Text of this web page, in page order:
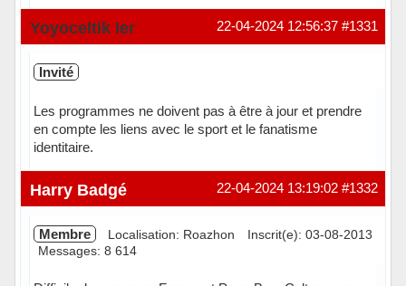
Hors ligne #1331
22-04-2024 12:56:37
Yoyoceltik Ier
Invité
Les programmes ne doivent pas à être à jour et prendre
en compte les liens avec le sport et le fanatisme
identitaire.
#1332
22-04-2024 13:19:02
Harry Badgé
Membre Localisation: Roazhon
Inscrit(e): 03-08-2013
Messages: 8 614